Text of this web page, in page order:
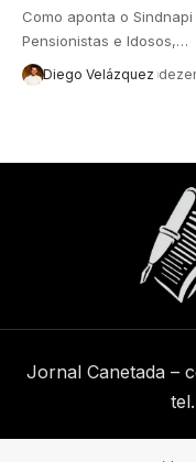
Como aponta o
Pensionistas e Idosos,…
Diego Velázquez
Jornal Canetada –